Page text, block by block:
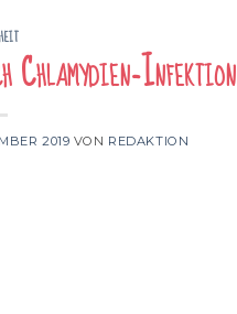
Chlamydien-Infektion
2019 VON REDAKTION